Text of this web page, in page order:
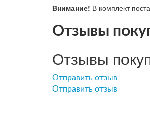
Внимание! В комплект
Отзывы
Отзывы
Отправить отзыв
Отправить отзыв